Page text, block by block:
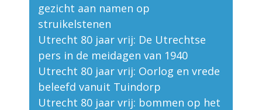
gezicht aan namen op
struikelstenen
Utrecht 80 jaar vrij: De Utrechtse
pers in de meidagen van 1940
Utrecht 80 jaar vrij: Oorlog en vrede
beleefd vanuit Tuindorp
Utrecht 80 jaar vrij: bommen op het